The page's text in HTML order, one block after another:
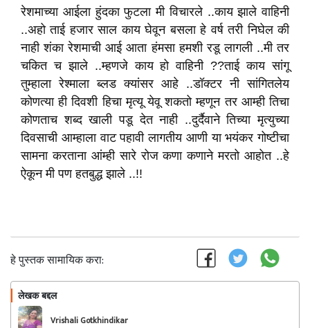
रेशमाच्या आईला हुंदका फुटला मी विचारले ..काय झाले वाहिनी
..अहो ताई हजार साल काय घेवून बसला हे वर्ष तरी निघेल की
नाही शंका रेशमाची आई आता हंमसा हमशी रडू लागली ..मी तर
चकित च झाले ..म्हणजे काय हो वाहिनी ??ताई काय सांगू
तुम्हाला रेश्माला ब्लड क्यांसर आहे ..डॉक्टर नी सांगितलेय
कोणत्या ही दिवशी हिचा मृत्यू येवू शकतो म्हणून तर आम्ही तिचा
कोणताच शब्द खाली पडू देत नाही ..दुर्दैवाने तिच्या मृत्युच्या
दिवसाची आम्हाला वाट पहावी लागतीय आणी या भयंकर गोष्टीचा
सामना करताना आंम्ही सारे रोज कणा कणाने मरतो आहोत ..हे
ऐकून मी पण हतबुद्ध झाले ..!!
हे पुस्तक सामायिक करा:
लेखक बद्दल
Vrishali Gotkhindikar